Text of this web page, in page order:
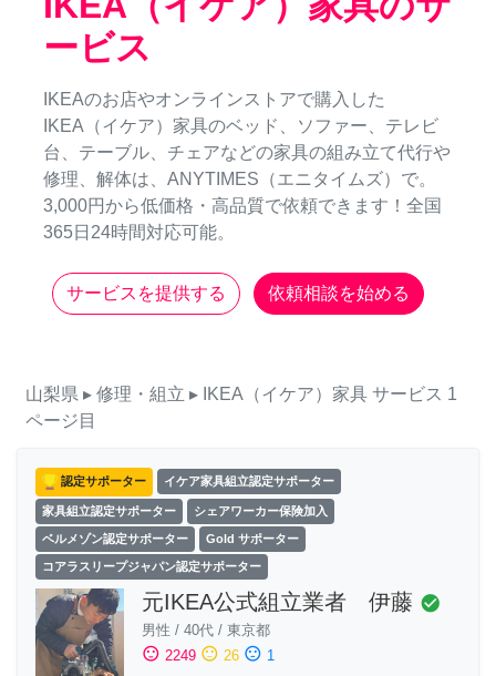
ービス
IKEAのお店やオンラインストアで購入した
IKEA（イケア）家具のベッド、ソファー、テレビ
台、テーブル、チェアなどの家具の組み立て代行や
修理、解体は、ANYTIMES（エニタイムズ）で。
3,000円から低価格・高品質で依頼できます！全国
365日24時間対応可能。
サービスを提供する 依頼相談を始める
山梨県 ▸ 修理・組立 ▸ IKEA（イケア）家具 サービス 1
ページ目
認定サポーター イケア家具組立認定サポーター
家具組立認定サポーター シェアワーカー保険加入
ベルメゾン認定サポーター Gold サポーター
コアラスリープジャパン認定サポーター
元IKEA公式組立業者 伊藤 check_circle
男性 / 40代 / 東京都
sentiment_satisfied 2249 sentiment_neutral 26 sentiment_dissatisfied 1